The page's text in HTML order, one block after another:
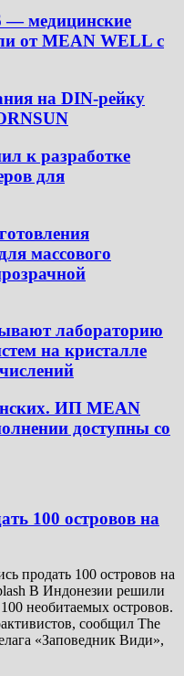
— медицинские
от MEAN WELL с
на DIN-рейку
к разработке
для
массового
лабораторию
на кристалле
ИП MEAN
доступны со
100 островов на
продать 100 островов на
В Индонезии решили
необитаемых островов.
сообщил The
«Заповедник Види»,